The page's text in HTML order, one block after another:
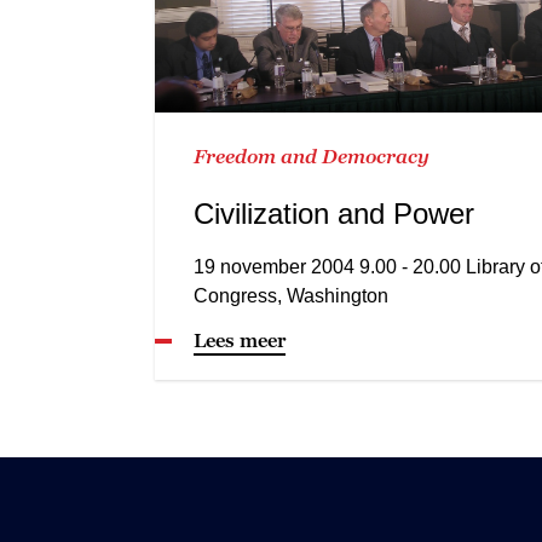
Freedom and Democracy
Civilization and Power
19 november 2004 9.00 - 20.00 Library
Congress, Washington
Lees meer